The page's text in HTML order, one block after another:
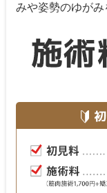
みや姿勢のゆがみ